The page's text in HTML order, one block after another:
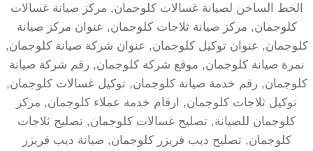
الخط الساخن لصيانة غسالات كلوجمان, مركز صيانة غسالات
كلوجمان, مركز صيانة ثلاجات كلوجمان, عنوان مركز صيانة
كلوجمان, عنوان توكيل كلوجمان, عنوان شركة صيانة كلوجمان,
نمرة صيانة كلوجمان, موقع شركة كلوجمان, رقم شركة صيانة
كلوجمان, رقم خدمة صيانة كلوجمان, توكيل غسالات كلوجمان,
توكيل ثلاجات كلوجمان, ارقام خدمة عملاء كلوجمان, مركز
كلوجمان للصيانة, تصليح غسالات كلوجمان, تصليح ثلاجات
كلوجمان, تصليح ديب فريزر كلوجمان, صيانة ديب فريزر